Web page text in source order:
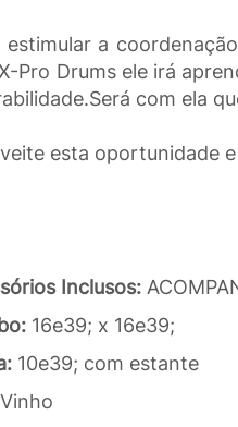
estimular a
Pro Drums ele irá
com ela
esta oportunidade
Inclusos:
16e39; x 16e39;
10e39; com estante
Vinho